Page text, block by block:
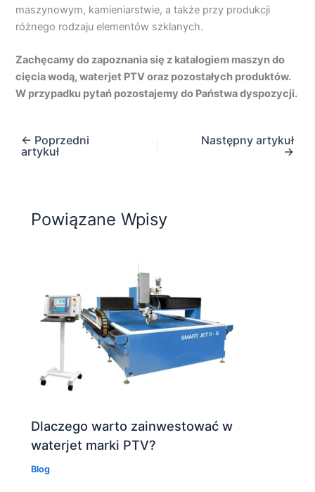
maszynowym, kamieniarstwie, a także przy produkcji
różnego rodzaju elementów szklanych.
Zachęcamy do zapoznania się z katalogiem maszyn do
cięcia wodą, waterjet PTV oraz pozostałych produktów.
W przypadku pytań pozostajemy do Państwa dyspozycji.
← Poprzedni
artykuł
Następny artykuł
→
Powiązane Wpisy
Dlaczego warto zainwestować w
waterjet marki PTV?
Blog